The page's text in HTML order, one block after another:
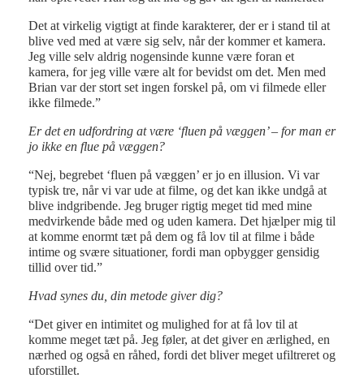
Det at virkelig vigtigt at finde karakterer, der er i stand til at
blive ved med at være sig selv, når der kommer et kamera.
Jeg ville selv aldrig nogensinde kunne være foran et
kamera, for jeg ville være alt for bevidst om det. Men med
Brian var der stort set ingen forskel på, om vi filmede eller
ikke filmede.”
Er det en udfordring at være ‘fluen på væggen’ – for man er
jo ikke en flue på væggen?
“Nej, begrebet ‘fluen på væggen’ er jo en illusion. Vi var
typisk tre, når vi var ude at filme, og det kan ikke undgå at
blive indgribende. Jeg bruger rigtig meget tid med mine
medvirkende både med og uden kamera. Det hjælper mig til
at komme enormt tæt på dem og få lov til at filme i både
intime og svære situationer, fordi man opbygger gensidig
tillid over tid.”
Hvad synes du, din metode giver dig?
“Det giver en intimitet og mulighed for at få lov til at
komme meget tæt på. Jeg føler, at det giver en ærlighed, en
nærhed og også en råhed, fordi det bliver meget ufiltreret og
uforstillet.